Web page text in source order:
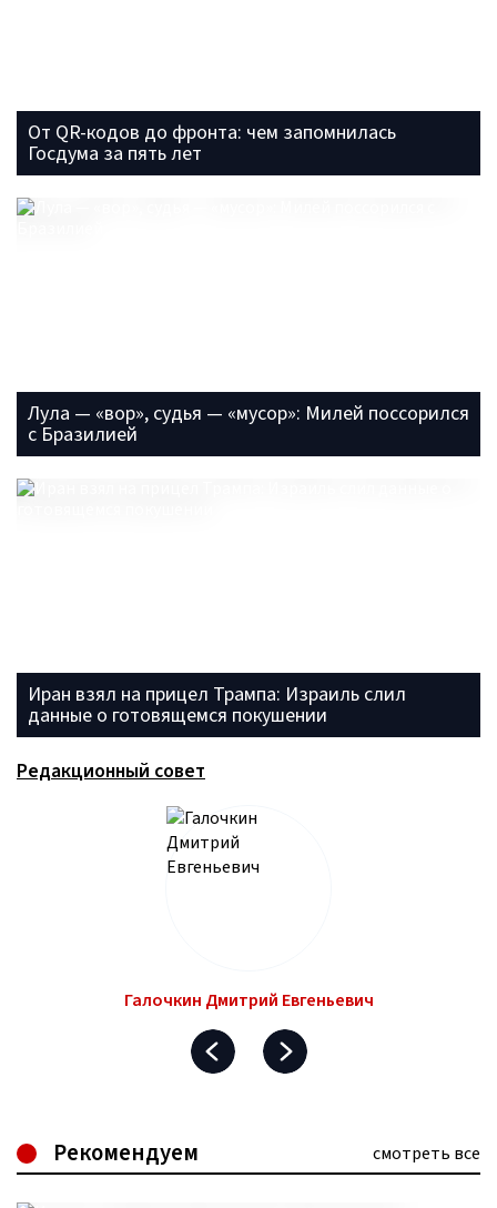
От QR-кодов до фронта: чем запомнилась
Госдума за пять лет
Лула — «вор», судья — «мусор»: Милей поссорился
с Бразилией
Иран взял на прицел Трампа: Израиль слил
данные о готовящемся покушении
Редакционный совет
Галочкин Дмитрий Евгеньевич
Рекомендуем смотреть все